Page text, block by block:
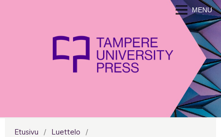
MENU
Etusivu / Luettelo /